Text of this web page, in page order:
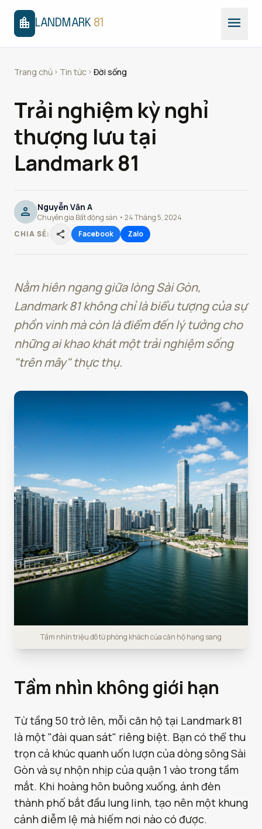
location_city LANDMARK 81 menu
Trang chủ chevron_right Tin tức chevron_right Đời sống
Trải nghiệm kỳ nghỉ
thượng lưu tại
Landmark 81
person Nguyễn Văn A
Chuyên gia Bất động sản • 24 Tháng 5, 2024
CHIA SẺ:
share Facebook Zalo
Nằm hiên ngang giữa lòng Sài Gòn,
Landmark 81 không chỉ là biểu tượng của sự
phồn vinh mà còn là điểm đến lý tưởng cho
những ai khao khát một trải nghiệm sống
"trên mây" thực thụ.
Tầm nhìn triệu đô từ phòng khách của căn hộ hạng sang
Tầm nhìn không giới hạn
Từ tầng 50 trở lên, mỗi căn hộ tại Landmark 81
là một "đài quan sát" riêng biệt. Bạn có thể thu
trọn cả khúc quanh uốn lượn của dòng sông Sài
Gòn và sự nhộn nhịp của quận 1 vào trong tầm
mắt. Khi hoàng hôn buông xuống, ánh đèn
thành phố bắt đầu lung linh, tạo nên một khung
cảnh diễm lệ mà hiếm nơi nào có được.